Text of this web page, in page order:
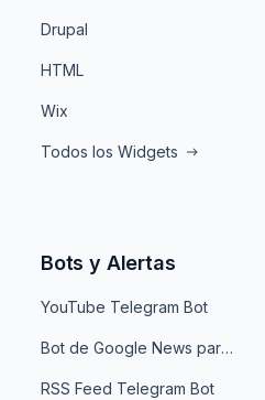
Drupal
HTML
Wix
Todos los Widgets
Bots y Alertas
YouTube Telegram Bot
Bot de Google News para Telegram
RSS Feed Telegram Bot